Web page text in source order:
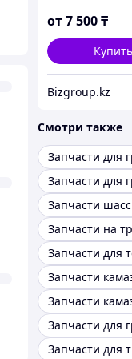
от7 500₸
Купить
Bizgroup.kz
Смотри также
Запчасти для
Запчасти
Запчасти
Запчасти